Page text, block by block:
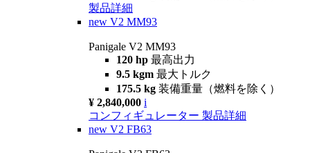
製品詳細
new V2 MM93
Panigale V2 MM93
120 hp 最高出力
9.5 kgm 最大トルク
175.5 kg 装備重量（燃料を除く）
¥ 2,840,000 i
コンフィギュレーター 製品詳細
new V2 FB63